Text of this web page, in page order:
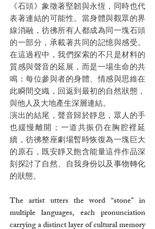
《石頭》象徵著堅韌與永恆，同時也代
表著連結的可能性。當身體與觀眾的界
線消融，彷彿所有人都成為同一塊石頭
的一部分，承載著共同的記憶與感受。
在這過程中，我們探索的不只是材料的
質感與聲音的延展，而是一場生命的共
鳴：每位參與者的身體、情感與思維在
此瞬間交織，回返到最初的自然狀態，
與他人及大地產生深層連結。
演出的結尾，聲音歸於靜息，眾人的手
也緩慢離開；一道共振仍在胸腔裡延
續，彷彿整座劇場暫時恢復為一塊巨大
的原石，既安靜又飽含能量這件作品深
刻探討了自然、自我身份以及事物轉化
的狀態。
The artist utters the word “stone” in
multiple languages, each pronunciation
carrying a distinct layer of cultural memory